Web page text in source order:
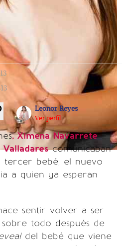
Leonor Reyes
Ver perfil
, Ximena Navarrete
comunicaban
tercer bebé, el nuevo
a quien ya esperan
sentir volver a ser
todo después de
del bebé que viene